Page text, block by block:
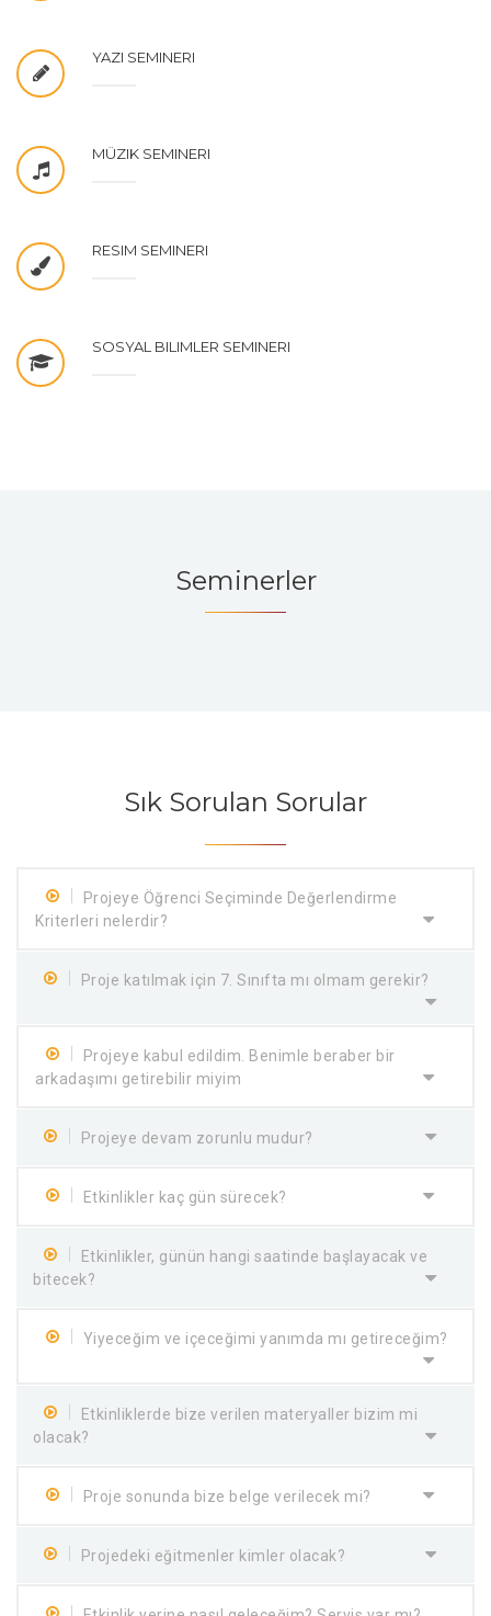
YAZI SEMINERI
MÜZIK SEMINERI
RESIM SEMINERI
SOSYAL BILIMLER SEMINERI
Seminerler
Sık Sorulan Sorular
Projeye Öğrenci Seçiminde Değerlendirme
Kriterleri nelerdir?
Proje katılmak için 7. Sınıfta mı olmam gerekir?
Projeye kabul edildim. Benimle beraber bir
arkadaşımı getirebilir miyim
Projeye devam zorunlu mudur?
Etkinlikler kaç gün sürecek?
Etkinlikler, günün hangi saatinde başlayacak ve
bitecek?
Yiyeceğim ve içeceğimi yanımda mı getireceğim?
Etkinliklerde bize verilen materyaller bizim mi
olacak?
Proje sonunda bize belge verilecek mi?
Projedeki eğitmenler kimler olacak?